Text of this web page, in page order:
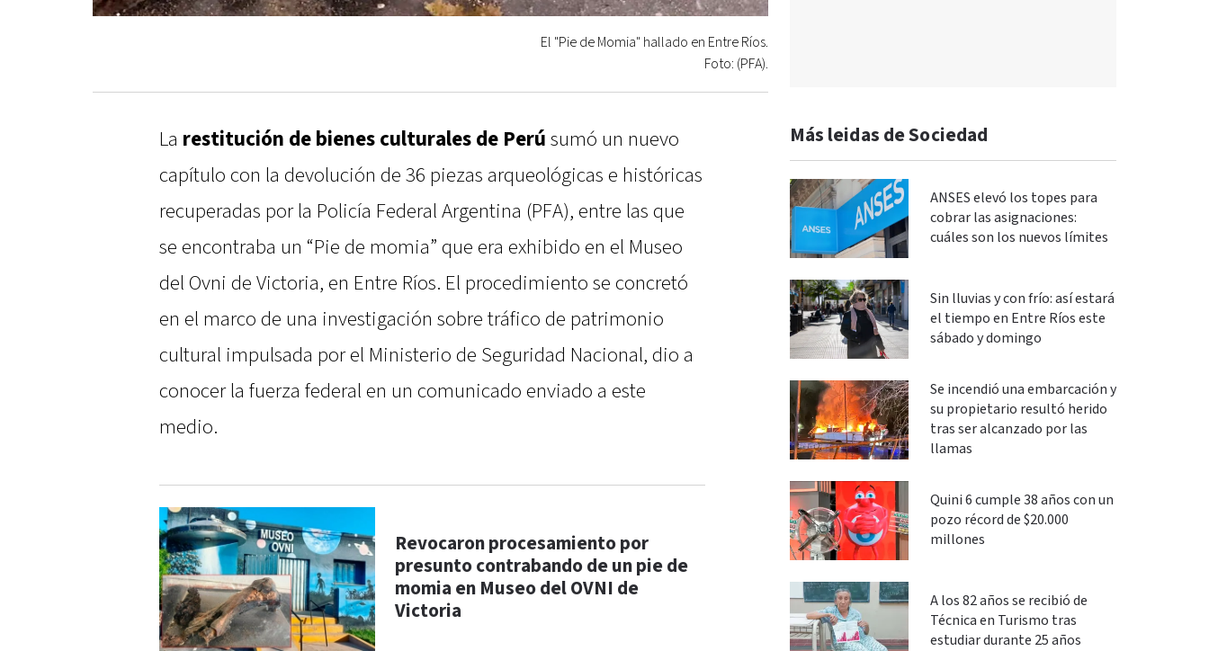
El "Pie de Momia" hallado en Entre Ríos.
Foto: (PFA).
La restitución de bienes culturales de Perú sumó un nuevo
capítulo con la devolución de 36 piezas arqueológicas e históricas
recuperadas por la Policía Federal Argentina (PFA), entre las que
se encontraba un “Pie de momia” que era exhibido en el Museo
del Ovni de Victoria, en Entre Ríos. El procedimiento se concretó
en el marco de una investigación sobre tráfico de patrimonio
cultural impulsada por el Ministerio de Seguridad Nacional, dio a
conocer la fuerza federal en un comunicado enviado a este
medio.
Revocaron procesamiento por
presunto contrabando de un pie de
momia en Museo del OVNI de
Victoria
Más leidas de Sociedad
ANSES elevó los topes para
cobrar las asignaciones:
cuáles son los nuevos límites
Sin lluvias y con frío: así estará
el tiempo en Entre Ríos este
sábado y domingo
Se incendió una embarcación y
su propietario resultó herido
tras ser alcanzado por las
llamas
Quini 6 cumple 38 años con un
pozo récord de $20.000
millones
A los 82 años se recibió de
Técnica en Turismo tras
estudiar durante 25 años